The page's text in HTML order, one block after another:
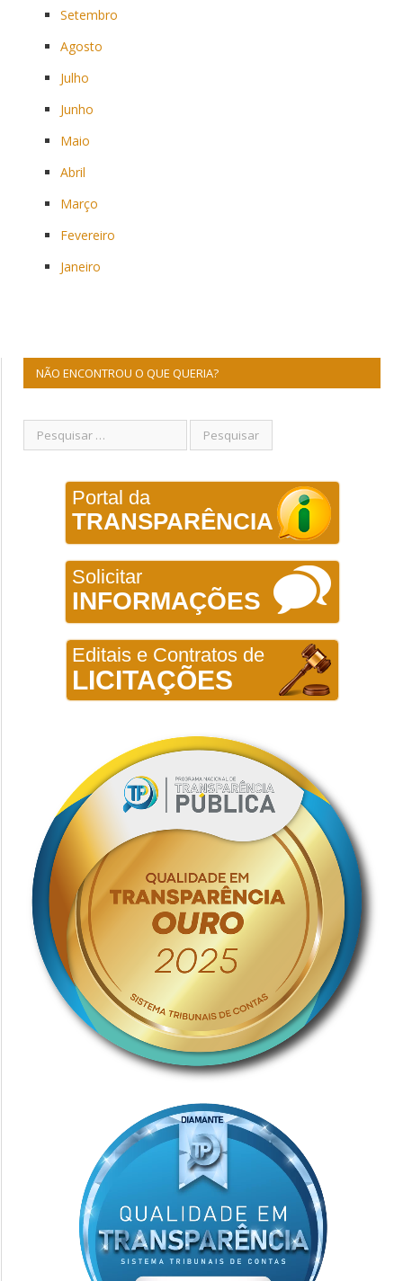
Setembro
Agosto
Julho
Junho
Maio
Abril
Março
Fevereiro
Janeiro
NÃO ENCONTROU O QUE QUERIA?
Portal da
TRANSPARÊNCIA
Solicitar
INFORMAÇÕES
Editais e Contratos de
LICITAÇÕES